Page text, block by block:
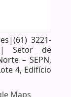
3221-
Setor de
– SEPN,
4, Edifício